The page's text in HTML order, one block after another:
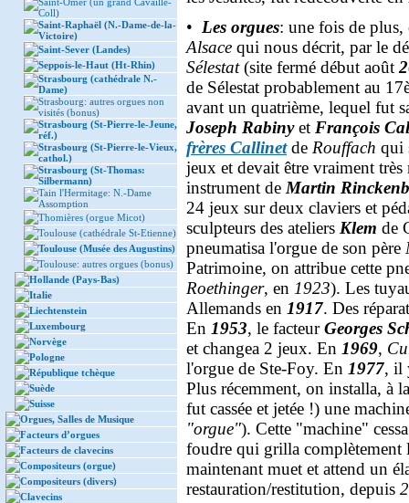
Coll)
Saint-Raphaël (N.-Dame-de-la-
Victoire)
Saint-Sever (Landes)
Seppois-le-Haut (Ht-Rhin)
Strasbourg (cathédrale N.-
Dame)
Strasbourg: autres orgues non
visités (bonus)
Strasbourg (St-Pierre-le-Jeune,
réf.)
Strasbourg (St-Pierre-le-Vieux,
cathol.)
Strasbourg (St-Thomas:
Silbermann)
Tain l'Hermitage: N.-Dame
Assomption
Thomières (orgue Micot)
Toulouse (cathédrale St-Etienne)
Toulouse (Musée des Augustins)
Toulouse: autres orgues (bonus)
Hollande (Pays-Bas)
Italie
Liechtenstein
Luxembourg
Norvège
Pologne
République tchèque
Suède
Suisse
Orgues, Salles de Musique
Facteurs d’orgues
Facteurs de clavecins
Compositeurs (orgue)
Compositeurs (divers)
Clavecins
• Les orgues: une fois de plus,
Alsace qui nous décrit, par le
Sélestat(site fermé début août
de Sélestat probablement au
avant un quatrième, lequel fut
Joseph Rabinyet François
frères Callinetde Rouffach qui
jeux et devait être vraiment
instrument de Martin
24 jeux sur deux claviers et
sculpteurs des ateliers Klem de
pneumatisa l'orgue de son père
Patrimoine, on attribue cette
Roethinger, en 1923). Les
Allemands en 1917. Des
En 1953, le facteurGeorges
et changea 2 jeux. En 1969,
l'orgue de Ste-Foy. En 1977, il
Plus récemment, on installa, à
fut cassée et jetée !) une
"orgue"). Cette "machine"
foudre qui grilla complètement
maintenant muet et attend un
restauration/restitution, depuis